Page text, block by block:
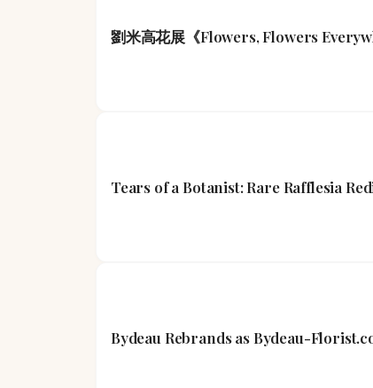
劉米高花展《Flowers, Flowers
Tears of a Botanist: Rare Rafflesia
Bydeau Rebrands as Bydeau-